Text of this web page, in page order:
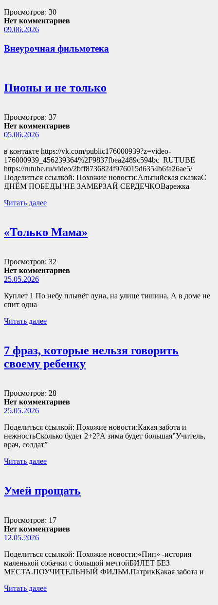
Просмотров: 30
Нет комментариев
09.06.2026
Внеурочная фильмотека
Пионы и не только
Просмотров: 37
Нет комментариев
05.06.2026
в контакте https://vk.com/public176000939?z=video-
176000939_456239364%2F9837fbea2489c594bc RUTUBE
https://rutube.ru/video/2bff8736824f976015d6354b6fa26ae5/
Поделиться ссылкой: Похожие новости:Альпийская сказкаС
ДНЁМ ПОБЕДЫ!НЕ ЗАМЕРЗАЙ СЕРДЕЧКОВарежка
Читать далее
«Только Мама»
Просмотров: 32
Нет комментариев
25.05.2026
Куплет 1 По небу плывёт луна, на улице тишина, А в доме не
спит одна
Читать далее
7 фраз, которые нельзя говорить
своему ребенку
Просмотров: 28
Нет комментариев
25.05.2026
Поделиться ссылкой: Похожие новости:Какая забота и
нежностьСколько будет 2+2?А зима будет большая”Учитель,
врач, солдат”
Читать далее
Умей прощать
Просмотров: 17
Нет комментариев
12.05.2026
Поделиться ссылкой: Похожие новости:«Пип» -история
маленькой собачки с большой мечтойБИЛЕТ БЕЗ
МЕСТА.ПОУЧИТЕЛЬНЫЙ ФИЛЬМ.ПатрикКакая забота и
Читать далее